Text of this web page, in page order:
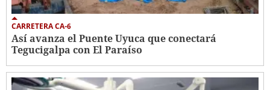
CARRETERA CA-6
Así avanza el Puente Uyuca que conectará
Tegucigalpa con El Paraíso